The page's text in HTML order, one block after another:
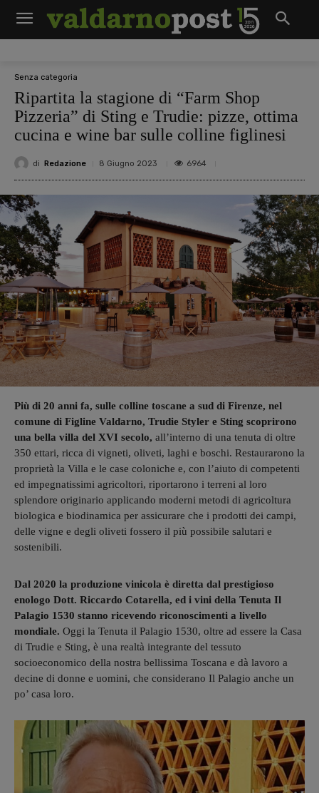
Senza categoria
Ripartita la stagione di “Farm Shop
Pizzeria” di Sting e Trudie: pizze, ottima
cucina e wine bar sulle colline figlinesi
di Redazione 8 Giugno 2023 6964
Più di 20 anni fa, sulle colline toscane a sud di Firenze, nel
comune di Figline Valdarno, Trudie Styler e Sting scoprirono
una bella villa del XVI secolo, all’interno di una tenuta di oltre
350 ettari, ricca di vigneti, oliveti, laghi e boschi. Restaurarono la
proprietà la Villa e le case coloniche e, con l’aiuto di competenti
ed impegnatissimi agricoltori, riportarono i terreni al loro
splendore originario applicando moderni metodi di agricoltura
biologica e biodinamica per assicurare che i prodotti dei campi,
delle vigne e degli oliveti fossero il più possibile salutari e
sostenibili.
Dal 2020 la produzione vinicola è diretta dal prestigioso
enologo Dott. Riccardo Cotarella, ed i vini della Tenuta Il
Palagio 1530 stanno ricevendo riconoscimenti a livello
mondiale. Oggi la Tenuta il Palagio 1530, oltre ad essere la Casa
di Trudie e Sting, è una realtà integrante del tessuto
socioeconomico della nostra bellissima Toscana e dà lavoro a
decine di donne e uomini, che considerano Il Palagio anche un
po’ casa loro.